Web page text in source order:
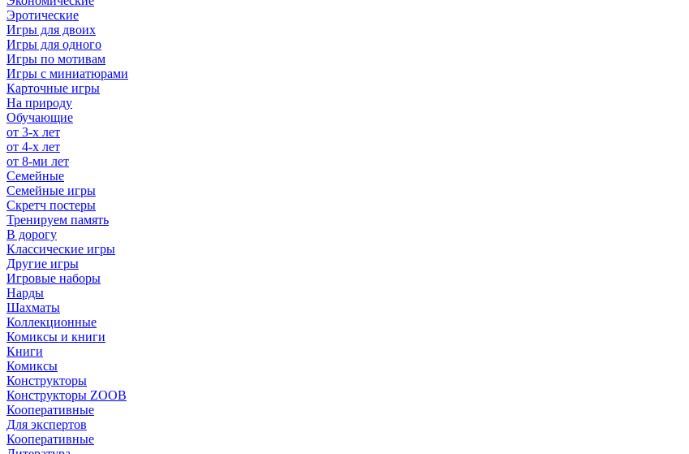
Эротические
Игры для двоих
Игры для одного
Игры по мотивам
Игры с миниатюрами
Карточные игры
На природу
Обучающие
от 3-х лет
от 4-х лет
от 8-ми лет
Семейные
Семейные игры
Скретч постеры
Тренируем память
В дорогу
Классические игры
Другие игры
Игровые наборы
Нарды
Шахматы
Коллекционные
Комиксы и книги
Книги
Комиксы
Конструкторы
Конструкторы ZOOB
Кооперативные
Для экспертов
Кооперативные